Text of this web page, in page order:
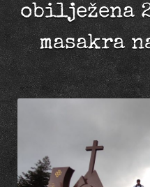
obilježena
masakra